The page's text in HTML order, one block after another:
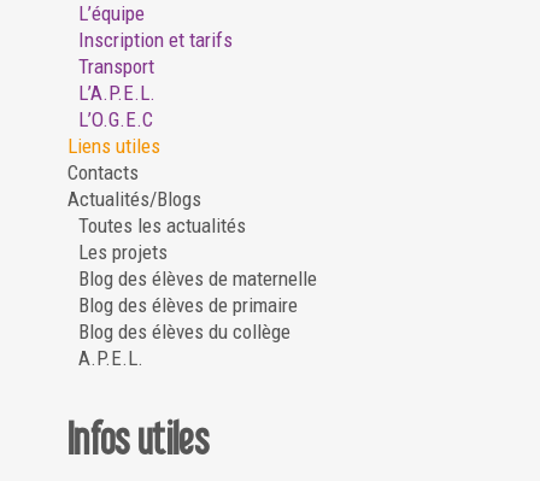
L’équipe
Inscription et tarifs
Transport
L’A.P.E.L.
L’O.G.E.C
Liens utiles
Contacts
Actualités/Blogs
Toutes les actualités
Les projets
Blog des élèves de maternelle
Blog des élèves de primaire
Blog des élèves du collège
A.P.E.L.
Infos utiles